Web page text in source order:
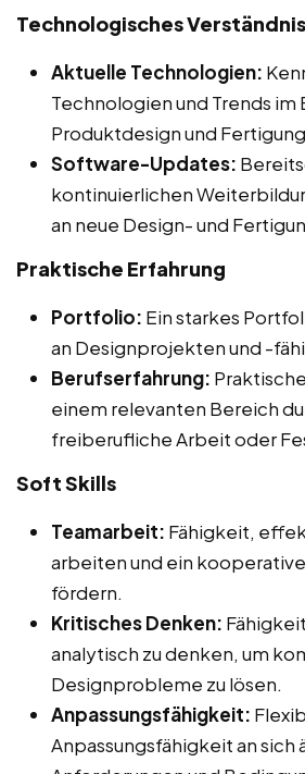
Technologisches Verständnis
Aktuelle Technologien:
Technologien und Trends im
Produktdesign und
Software-Updates:
kontinuierlichen
an neue Design- und
Praktische Erfahrung
Portfolio: Ein starkes
an Designprojekten und -
Berufserfahrung:
einem relevanten Bereich
freiberufliche Arbeit oder
Soft Skills
Teamarbeit: Fähigkeit,
arbeiten und ein
fördern.
Kritisches Denken:
analytisch zu denken, um
Designprobleme zu lösen.
Anpassungsfähigkeit:
Anpassungsfähigkeit an sich